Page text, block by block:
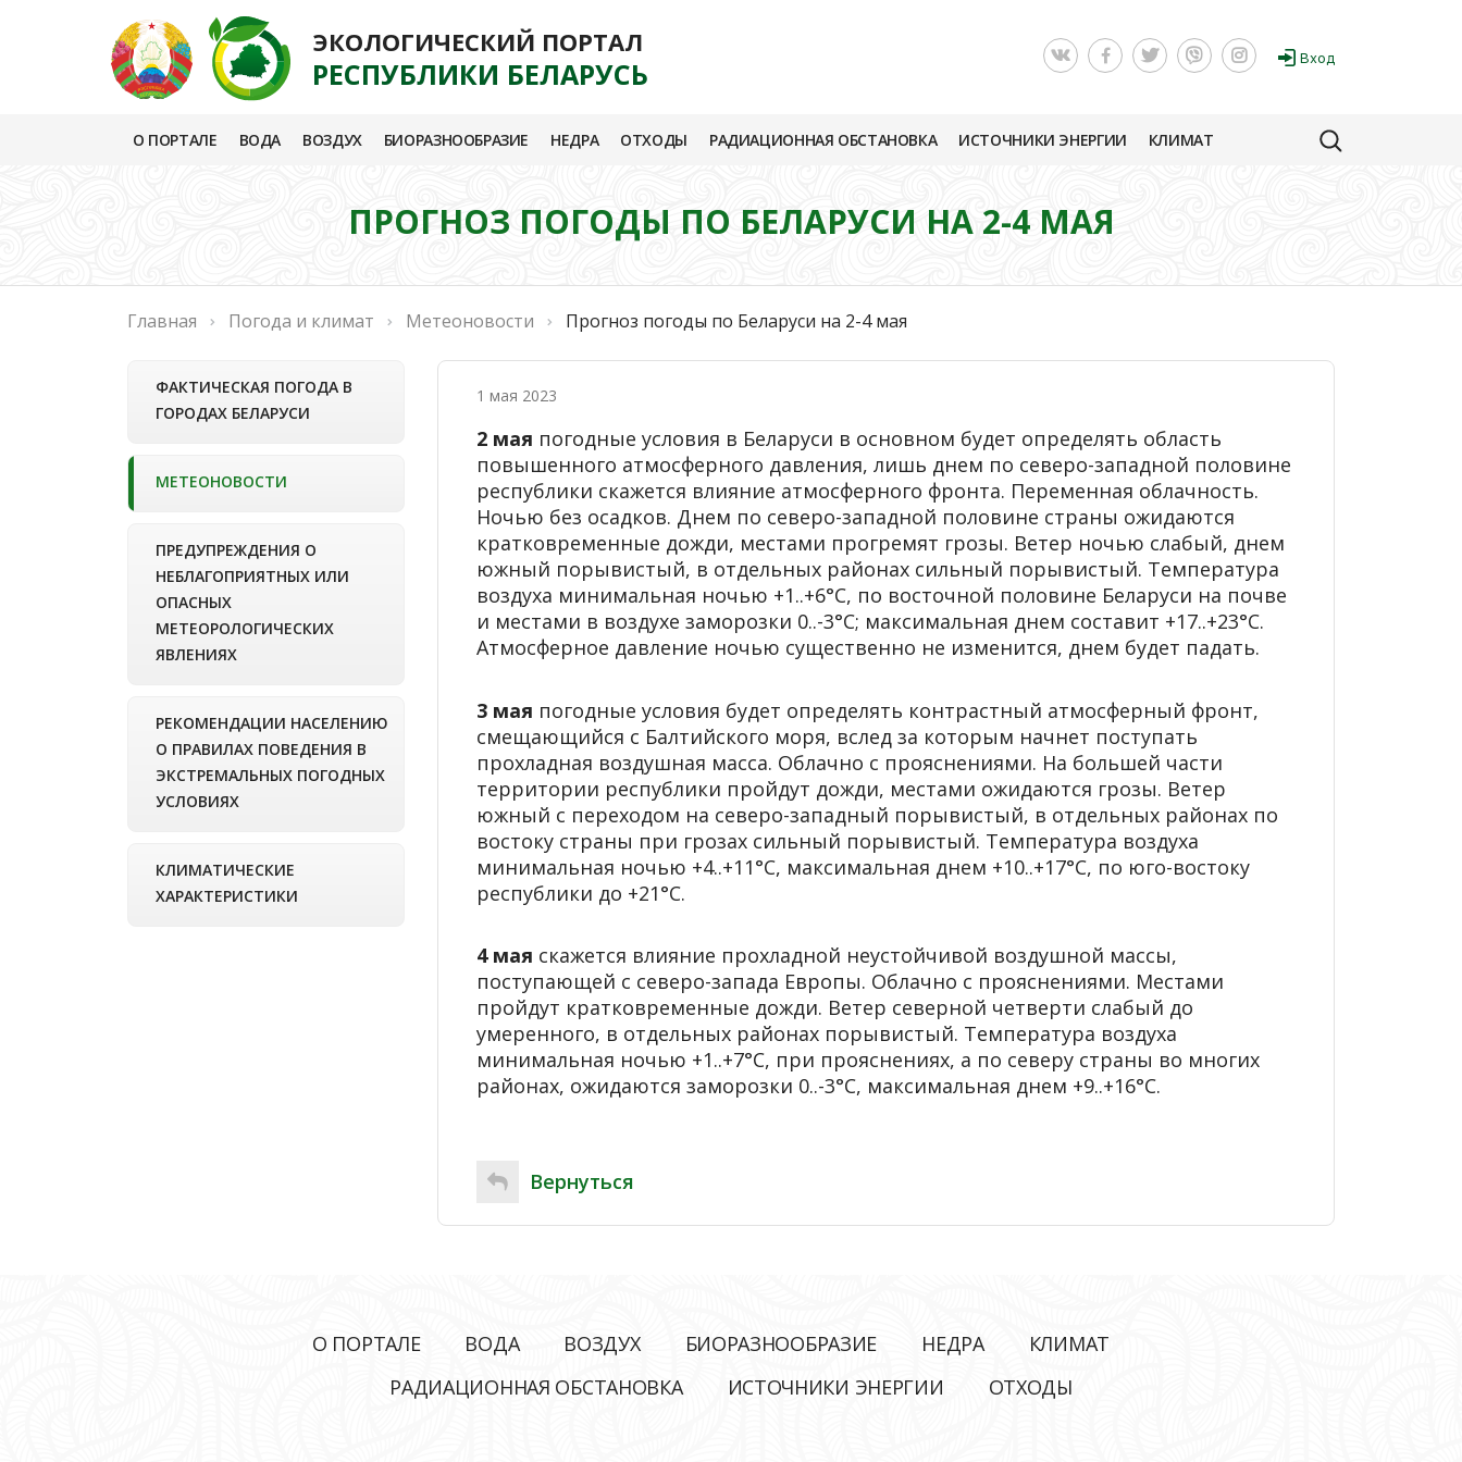
ЭКОЛОГИЧЕСКИЙ ПОРТАЛ
РЕСПУБЛИКИ БЕЛАРУСЬ Вход
О ПОРТАЛЕ ВОДА ВОЗДУХ БИОРАЗНООБРАЗИЕ НЕДРА ОТХОДЫ РАДИАЦИОННАЯ ОБСТАНОВКА ИСТОЧНИКИ ЭНЕРГИИ КЛИМАТ
ПРОГНОЗ ПОГОДЫ ПО БЕЛАРУСИ НА 2-4 МАЯ
Главная Погода и климат Метеоновости Прогноз погоды по Беларуси на 2-4 мая
1 мая 2023
2 мая погодные условия в Беларуси в основном будет определять область
повышенного атмосферного давления, лишь днем по северо-западной половине
республики скажется влияние атмосферного фронта. Переменная облачность.
Ночью без осадков. Днем по северо-западной половине страны ожидаются
кратковременные дожди, местами прогремят грозы. Ветер ночью слабый, днем
южный порывистый, в отдельных районах сильный порывистый. Температура
воздуха минимальная ночью +1..+6°С, по восточной половине Беларуси на почве
и местами в воздухе заморозки 0..-3°С; максимальная днем составит +17..+23°С.
Атмосферное давление ночью существенно не изменится, днем будет падать.
3 мая погодные условия будет определять контрастный атмосферный фронт,
смещающийся с Балтийского моря, вслед за которым начнет поступать
прохладная воздушная масса. Облачно с прояснениями. На большей части
территории республики пройдут дожди, местами ожидаются грозы. Ветер
южный с переходом на северо-западный порывистый, в отдельных районах по
востоку страны при грозах сильный порывистый. Температура воздуха
минимальная ночью +4..+11°С, максимальная днем +10..+17°С, по юго-востоку
республики до +21°С.
4 мая скажется влияние прохладной неустойчивой воздушной массы,
поступающей с северо-запада Европы. Облачно с прояснениями. Местами
пройдут кратковременные дожди. Ветер северной четверти слабый до
умеренного, в отдельных районах порывистый. Температура воздуха
минимальная ночью +1..+7°С, при прояснениях, а по северу страны во многих
районах, ожидаются заморозки 0..-3°С, максимальная днем +9..+16°С.
Вернуться
ФАКТИЧЕСКАЯ ПОГОДА В
ГОРОДАХ БЕЛАРУСИ
МЕТЕОНОВОСТИ
ПРЕДУПРЕЖДЕНИЯ О
НЕБЛАГОПРИЯТНЫХ ИЛИ
ОПАСНЫХ
МЕТЕОРОЛОГИЧЕСКИХ
ЯВЛЕНИЯХ
РЕКОМЕНДАЦИИ НАСЕЛЕНИЮ
О ПРАВИЛАХ ПОВЕДЕНИЯ В
ЭКСТРЕМАЛЬНЫХ ПОГОДНЫХ
УСЛОВИЯХ
КЛИМАТИЧЕСКИЕ
ХАРАКТЕРИСТИКИ
О ПОРТАЛЕ ВОДА ВОЗДУХ БИОРАЗНООБРАЗИЕ НЕДРА
КЛИМАТ
РАДИАЦИОННАЯ ОБСТАНОВКА
ИСТОЧНИКИ ЭНЕРГИИ ОТХОДЫ